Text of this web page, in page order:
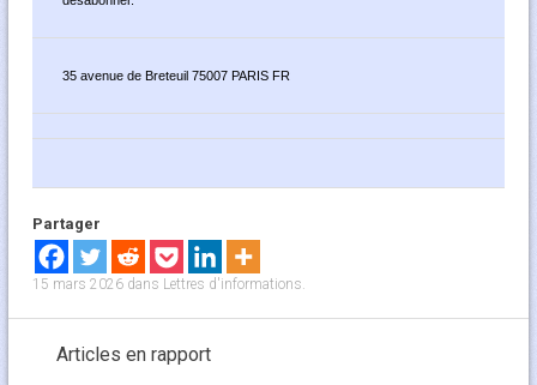
35 avenue de Breteuil 75007 PARIS FR
Partager
15 mars 2026dans Lettres d'informations.
Articles en rapport